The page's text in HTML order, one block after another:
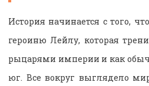
История начинается с того,
героиню Лейлу, которая
рыцарями империи и как
юг. Все вокруг выглядело